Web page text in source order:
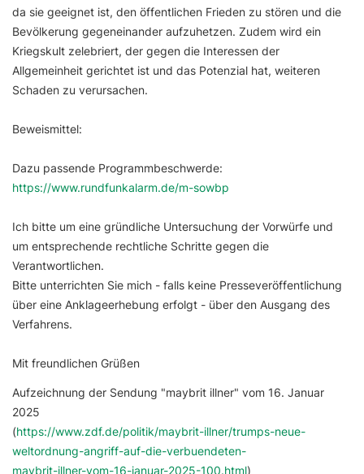
da sie geeignet ist, den öffentlichen Frieden zu stören und die
Bevölkerung gegeneinander aufzuhetzen. Zudem wird ein
Kriegskult zelebriert, der gegen die Interessen der
Allgemeinheit gerichtet ist und das Potenzial hat, weiteren
Schaden zu verursachen.
Beweismittel:
Dazu passende Programmbeschwerde:
https://www.rundfunkalarm.de/m-sowbp
Ich bitte um eine gründliche Untersuchung der Vorwürfe und
um entsprechende rechtliche Schritte gegen die
Verantwortlichen.
Bitte unterrichten Sie mich - falls keine Presseveröffentlichung
über eine Anklageerhebung erfolgt - über den Ausgang des
Verfahrens.
Mit freundlichen Grüßen
Aufzeichnung der Sendung "maybrit illner" vom 16. Januar
2025
(https://www.zdf.de/politik/maybrit-illner/trumps-neue-
weltordnung-angriff-auf-die-verbuendeten-
maybrit-illner-vom-16-januar-2025-100.html)